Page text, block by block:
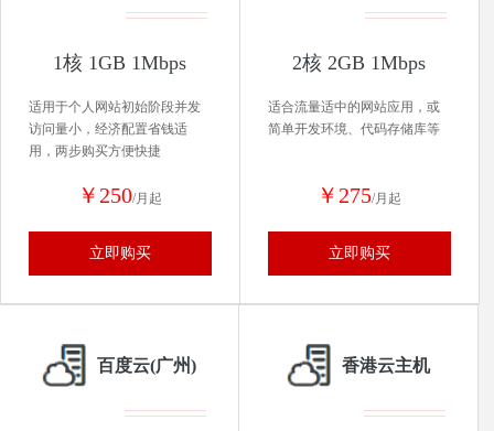
1核 1GB 1Mbps
适用于个人网站初始阶段并发
访问量小，经济配置省钱适
用，两步购买方便快捷
￥250/月起
立即购买
2核 2GB 1Mbps
适合流量适中的网站应用，或
简单开发环境、代码存储库等
￥275/月起
立即购买
百度云(广州) 香港云主机